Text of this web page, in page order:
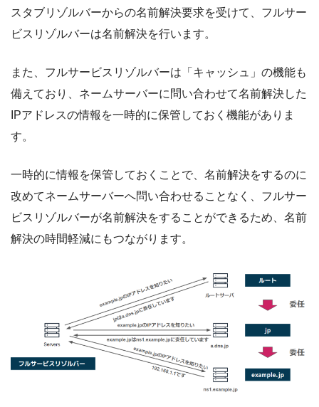
スタブリゾルバーからの名前解決要求を受けて、フルサー
ビスリゾルバーは名前解決を行います。
また、フルサービスリゾルバーは「キャッシュ」の機能も
備えており、ネームサーバーに問い合わせて名前解決した
IPアドレスの情報を一時的に保管しておく機能がありま
す。
一時的に情報を保管しておくことで、名前解決をするのに
改めてネームサーバーへ問い合わせることなく、フルサー
ビスリゾルバーが名前解決をすることができるため、名前
解決の時間軽減にもつながります。